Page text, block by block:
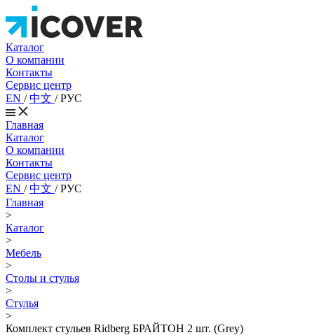
Каталог
О компании
Контакты
Сервис центр
EN /中文 /РУС
Главная
Каталог
О компании
Контакты
Сервис центр
EN /中文 /РУС
Главная
>
Каталог
>
Мебель
>
Столы и стулья
>
Стулья
>
Комплект стульев Ridberg БРАЙТОН 2 шт. (Grey)